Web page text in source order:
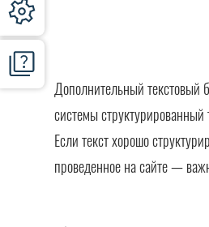
Дополнительный текстовый
системы
Если текст хорошо
проведенное на сайте —